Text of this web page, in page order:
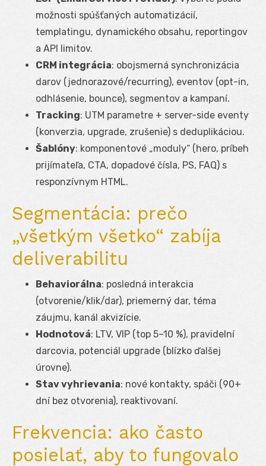
možnosti spúšťaných automatizácií,
templatingu, dynamického obsahu, reportingov
a API limitov.
CRM integrácia: obojsmerná synchronizácia
darov (jednorazové/recurring), eventov (opt-in,
odhlásenie, bounce), segmentov a kampaní.
Tracking: UTM parametre + server-side eventy
(konverzia, upgrade, zrušenie) s deduplikáciou.
Šablóny: komponentové „moduly“ (hero, príbeh
prijímateľa, CTA, dopadové čísla, PS, FAQ) s
responzívnym HTML.
Segmentácia: prečo
„všetkým všetko“ zabíja
deliverabilitu
Behaviorálna: posledná interakcia
(otvorenie/klik/dar), priemerný dar, téma
záujmu, kanál akvizície.
Hodnotová: LTV, VIP (top 5–10 %), pravidelní
darcovia, potenciál upgrade (blízko ďalšej
úrovne).
Stav vyhrievania: nové kontakty, spáči (90+
dní bez otvorenia), reaktivovaní.
Frekvencia: ako často
posielať, aby to fungovalo